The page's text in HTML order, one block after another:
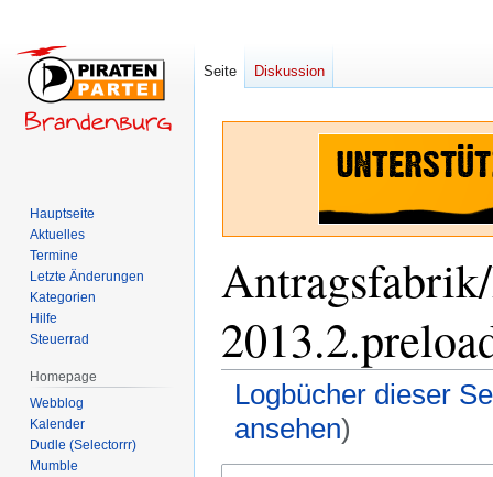
Logbücher dieser
ansehen)
Seite Diskussion
Hauptseite
Aktuelles
Termine
Letzte Änderungen
Kategorien
Hilfe
Steuerrad
Homepage
Webblog
Kalender
Dudle (Selectorrr)
Mumble